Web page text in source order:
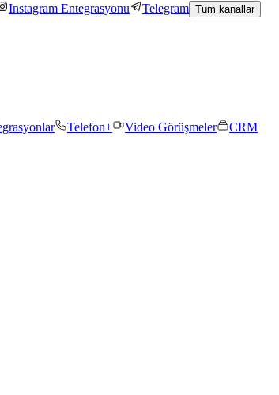
Instagram Entegrasyonu Telegram Tüm kanallar
Telefon+ Video Görüşmeler
CRM